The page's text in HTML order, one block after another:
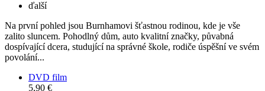
ďalší
Na první pohled jsou Burnhamovi šťastnou rodinou, kde je vše
zalito sluncem. Pohodlný dům, auto kvalitní značky, půvabná
dospívající dcera, studující na správné škole, rodiče úspěšní ve svém
povolání...
DVD film
5,90 €